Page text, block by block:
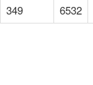
349 6532